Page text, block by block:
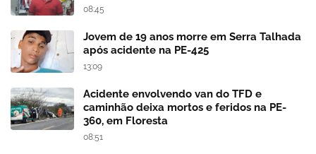
08:45
Jovem de 19 anos morre em Serra Talhada
após acidente na PE-425
13:09
Acidente envolvendo van do TFD e
caminhão deixa mortos e feridos na PE-
360, em Floresta
08:51